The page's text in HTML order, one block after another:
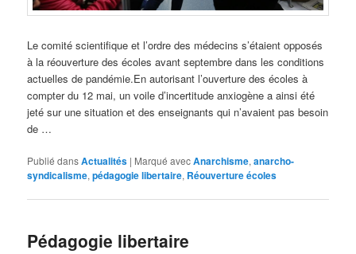
Le comité scientifique et l’ordre des médecins s’étaient opposés
à la réouverture des écoles avant septembre dans les conditions
actuelles de pandémie.En autorisant l’ouverture des écoles à
compter du 12 mai, un voile d’incertitude anxiogène a ainsi été
jeté sur une situation et des enseignants qui n’avaient pas besoin
de …
Publié dansActualités | Marqué avecAnarchisme,anarcho-
syndicalisme,pédagogie libertaire, Réouverture écoles
Pédagogie libertaire